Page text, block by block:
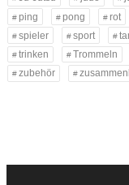
ping
pong rot
spieler
sport
trinken
Trommeln
zubehör